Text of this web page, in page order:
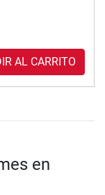
AL CARRITO
en